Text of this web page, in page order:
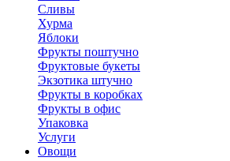
Сливы
Хурма
Яблоки
Фрукты поштучно
Фруктовые букеты
Экзотика штучно
Фрукты в коробках
Фрукты в офис
Упаковка
Услуги
Овощи